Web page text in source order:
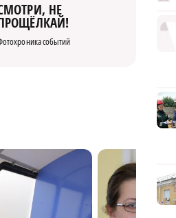
НЕ
событий